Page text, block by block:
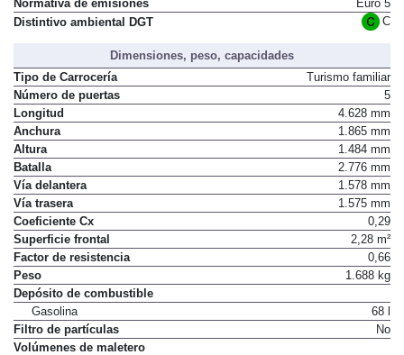
Normativa de emisiones
Euro 5
Distintivo ambiental DGT
C
Dimensiones, peso, capacidades
Tipo de Carrocería
Turismo familiar
Número de puertas
5
Longitud
4.628 mm
Anchura
1.865 mm
Altura
1.484 mm
Batalla
2.776 mm
Vía delantera
1.578 mm
Vía trasera
1.575 mm
Coeficiente Cx
0,29
Superficie frontal
2,28 m²
Factor de resistencia
0,66
Peso
1.688 kg
Depósito de combustible
Gasolina
68 l
Filtro de partículas
No
Volúmenes de maletero